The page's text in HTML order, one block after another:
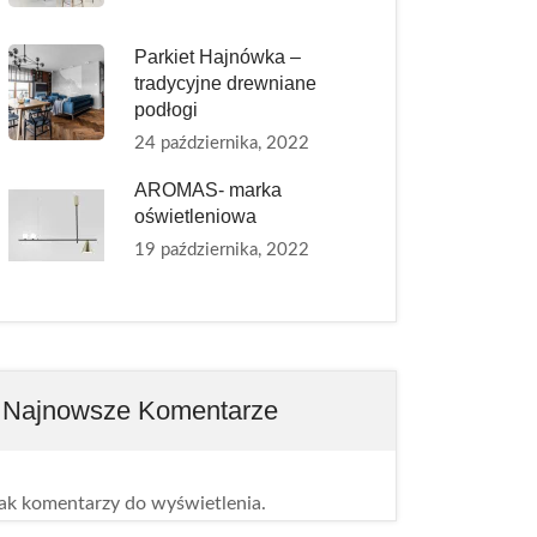
Parkiet Hajnówka –
tradycyjne drewniane
podłogi
24 października, 2022
AROMAS- marka
oświetleniowa
19 października, 2022
Najnowsze Komentarze
komentarzy do wyświetlenia.